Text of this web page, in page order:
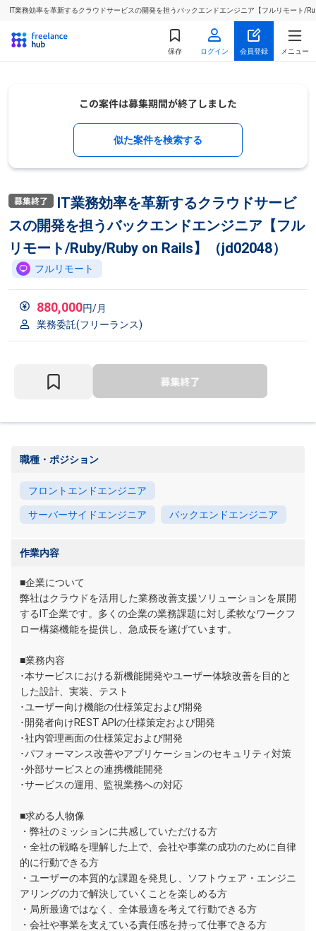
IT業務効率を革新するクラウドサービスの開発を担うバックエンドエンジニア【フルリモート
保存 ログイン 会員登録 メニュー
似た案件を検索する
IT業務効率を革新するクラウドサービ
スの開発を担うバックエンドエンジニア【フル
リモート/Ruby/Ruby on Rails】（jd02048）
フルリモート
880,000円/月
業務委託(フリーランス)
職種・ポジション
フロントエンドエンジニア
サーバーサイドエンジニア バックエンドエンジニア
作業内容
■企業について
弊社はクラウドを活用した業務改善支援ソリューションを展開
するIT企業です。多くの企業の業務課題に対し柔軟なワークフ
ロー構築機能を提供し、急成長を遂げています。
■業務内容
･本サービスにおける新機能開発やユーザー体験改善を目的と
した設計、実装、テスト
･ユーザー向け機能の仕様策定および開発
･開発者向けREST APIの仕様策定および開発
･社内管理画面の仕様策定および開発
･パフォーマンス改善やアプリケーションのセキュリティ対策
･外部サービスとの連携機能開発
･サービスの運用、監視業務への対応
■求める人物像
・弊社のミッションに共感していただける方
・全社の戦略を理解した上で、会社や事業の成功のために自律
的に行動できる方
・ユーザーの本質的な課題を発見し、ソフトウェア・エンジニ
アリングの力で解決していくことを楽しめる方
・局所最適ではなく、全体最適を考えて行動できる方
・会社や事業を支えている責任感を持って仕事できる方